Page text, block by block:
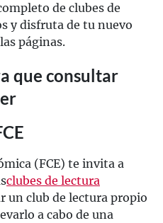
de clubes de
y disfruta de tu nuevo
páginas.
que consultar
(FCE) te invita a
clubes de lectura
un club de lectura propio
a cabo de una